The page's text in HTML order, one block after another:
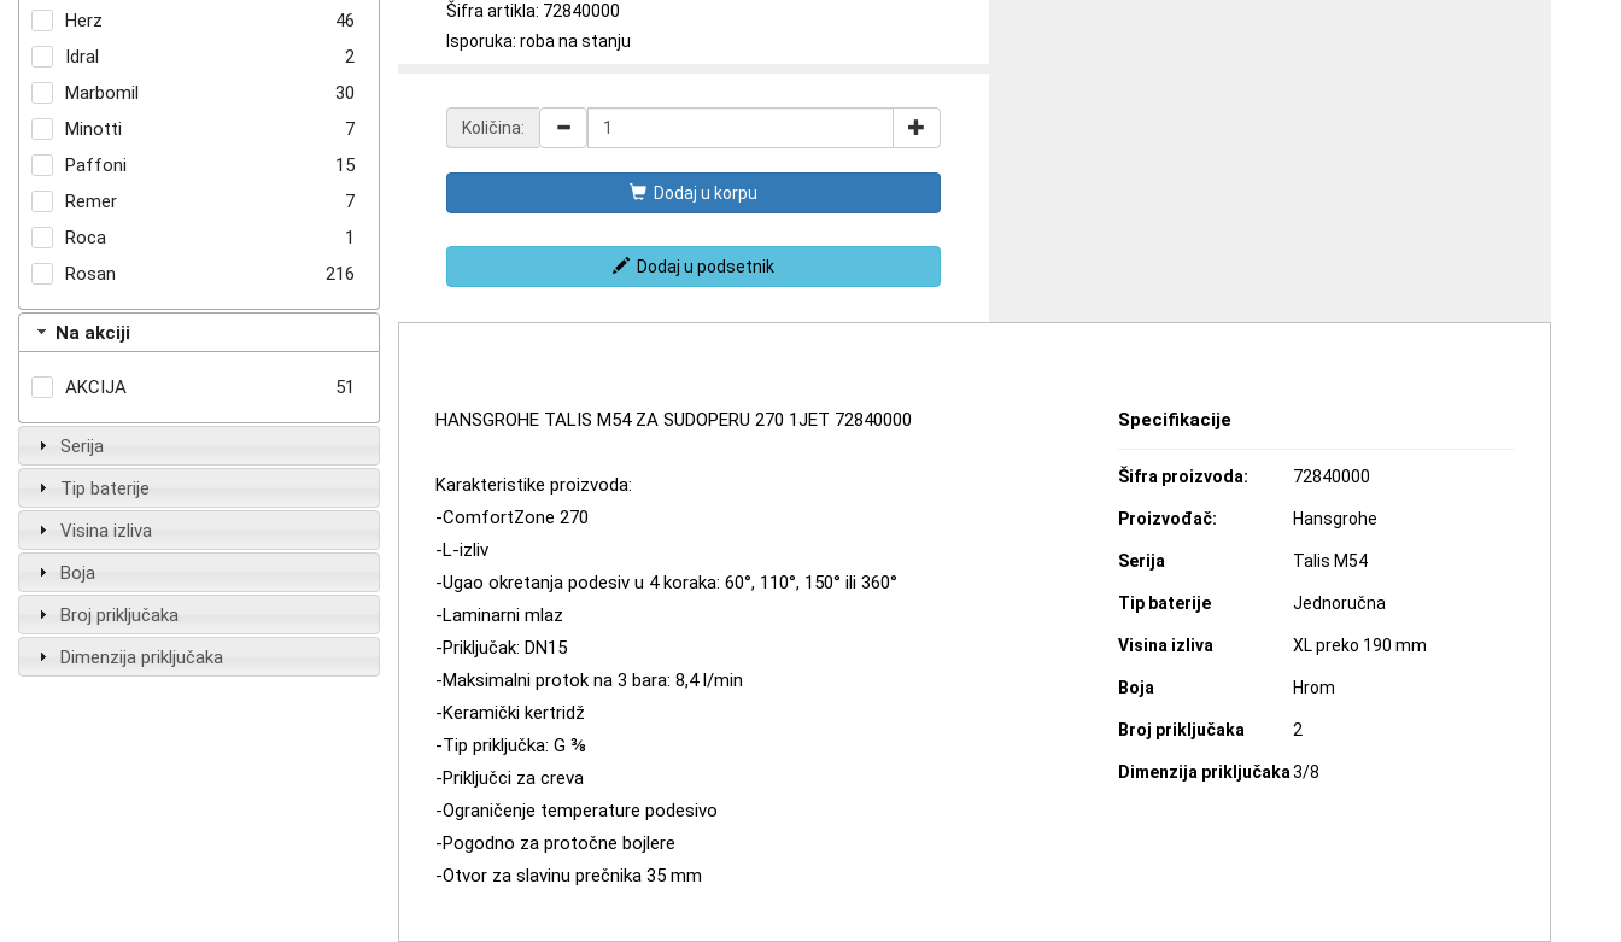
Herz
46
Idral
2
Marbomil
30
Minotti
7
Paffoni
15
Remer
7
Roca
1
Rosan
216
Na akciji
AKCIJA 51
Serija
Tip baterije
Visina izliva
Boja
Broj priključaka
Dimenzija priključaka
Šifra artikla: 72840000
Isporuka: roba na stanju
Količina:
Dodaj u korpu
Dodaj u podsetnik
HANSGROHE TALIS M54 ZA SUDOPERU 270 1JET 72840000
Karakteristike proizvoda:
-ComfortZone 270
-L-izliv
-Ugao okretanja podesiv u 4 koraka: 60°, 110°, 150° ili 360°
-Laminarni mlaz
-Priključak: DN15
-Maksimalni protok na 3 bara: 8,4 l/min
-Keramički kertridž
-Tip priključka: G ⅜
-Priključci za creva
-Ograničenje temperature podesivo
-Pogodno za protočne bojlere
-Otvor za slavinu prečnika 35 mm
Specifikacije
Šifra proizvoda: 72840000
Proizvođač: Hansgrohe
Serija Talis M54
Tip baterije Jednoručna
Visina izliva XL preko 190 mm
Boja Hrom
Broj priključaka 2
Dimenzija priključaka 3/8